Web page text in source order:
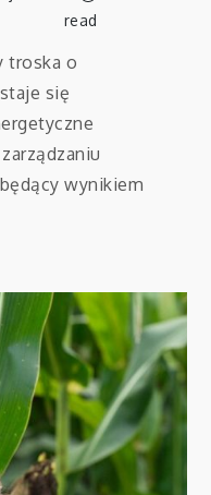
read
troska o
się
wynikiem